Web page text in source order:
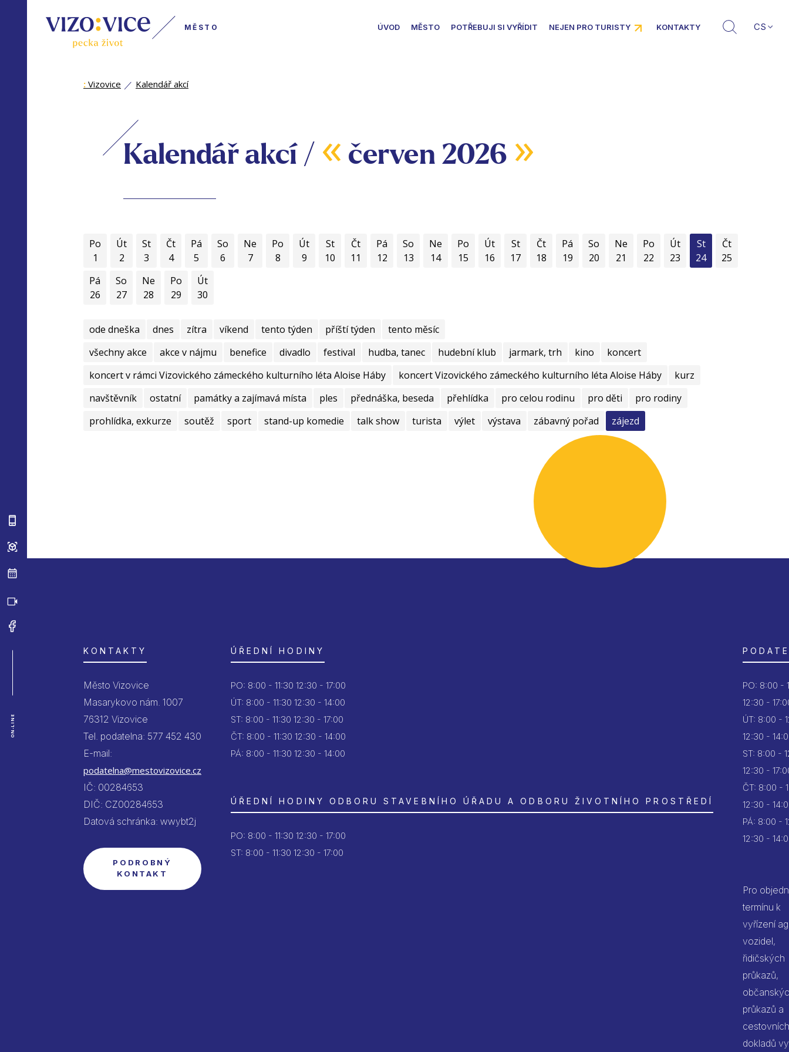
MĚSTO ÚVOD MĚSTO POTŘEBUJI SI VYŘÍDIT NEJEN PRO TURISTY KONTAKTY CS
ON-LINE
: Vizovice Kalendář akcí
Kalendář akcí / « červen 2026 »
Po
1
Út
2
St
3
Čt
4
Pá
5
So
6
Ne
7
Po
8
Út
9
St
10
Čt
11
Pá
12
So
13
Ne
14
Po
15
Út
16
St
17
Čt
18
Pá
19
So
20
Ne
21
Po
22
Út
23
St
24
Čt
25
Pá
26
So
27
Ne
28
Po
29
Út
30
ode dneška dnes zítra víkend tento týden příští týden
tento měsíc
všechny akce
akce v nájmu benefice divadlo festival hudba, tanec hudební klub jarmark, trh kino
koncert
koncert v rámci Vizovického zámeckého kulturního léta Aloise Háby
koncert Vizovického zámeckého kulturního léta Aloise Háby
kurz
navštěvník
ostatní památky a zajímavá místa ples přednáška, beseda přehlídka pro celou rodinu pro děti
pro rodiny
prohlídka, exkurze
soutěž sport stand-up komedie talk show turista výlet výstava zábavný pořad zájezd
KONTAKTY
Město Vizovice
Masarykovo nám. 1007
76312 Vizovice
Tel. podatelna: 577 452 430
E-mail:
podatelna@mestovizovice.cz
IČ: 00284653
DIČ: CZ00284653
Datová schránka: wwybt2j
PODROBNÝ
KONTAKT
ÚŘEDNÍ HODINY
PO: 8:00 - 11:30 12:30 - 17:00
ÚT: 8:00 - 11:30 12:30 - 14:00
ST: 8:00 - 11:30 12:30 - 17:00
ČT: 8:00 - 11:30 12:30 - 14:00
PÁ: 8:00 - 11:30 12:30 - 14:00
ÚŘEDNÍ HODINY ODBORU STAVEBNÍHO ÚŘADU A ODBORU ŽIVOTNÍHO PROSTŘEDÍ
PO: 8:00 - 11:30 12:30 - 17:00
ST: 8:00 - 11:30 12:30 - 17:00
PO: 8:00 -
12:30 -
ÚT: 8:00 -
12:30 -
ST: 8:00 -
12:30 -
ČT: 8:00 -
12:30 -
PÁ: 8:00 -
12:30 -
Pro
termínu k
vyřízení
vozidel,
řidičských
průkazů,
průkazů a
cestovních
dokladů